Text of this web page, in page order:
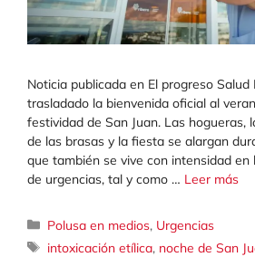
Noticia publicada en El progreso
trasladado la bienvenida oficial al
festividad de San Juan. Las hogueras,
de las brasas y la fiesta se alargan
que también se vive con intensidad en
de urgencias, tal y como … Leer más
Categorías
Polusa en medios, Urgencias
Etiquetas
intoxicación etílica, noche de San